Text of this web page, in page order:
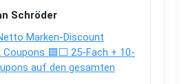
Schröder
Marken-Discount
Coupons 🟦⬜ 25-Fach + 10-
auf den gesamten